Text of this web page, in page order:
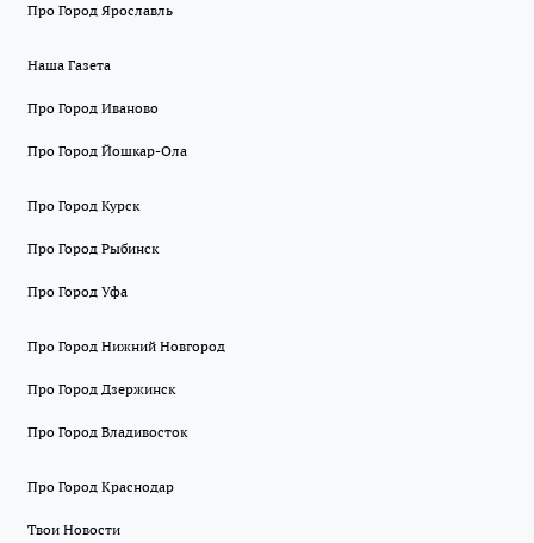
Про Город Ярославль
Наша Газета
Про Город Иваново
Про Город Йошкар-Ола
Про Город Курск
Про Город Рыбинск
Про Город Уфа
Про Город Нижний Новгород
Про Город Дзержинск
Про Город Владивосток
Про Город Краснодар
Твои Новости